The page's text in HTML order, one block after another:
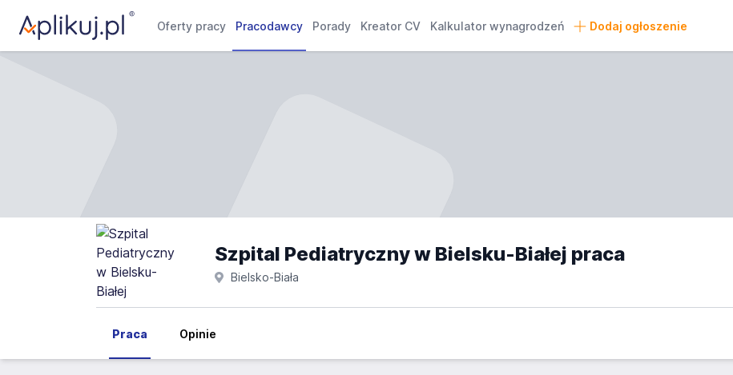
Oferty pracy Pracodawcy Porady Kreator CV Kalkulator wynagrodzeń Dodaj ogłoszenie
Szpital Pediatryczny w Bielsku-Białej praca
Bielsko-Biała
Praca Opinie